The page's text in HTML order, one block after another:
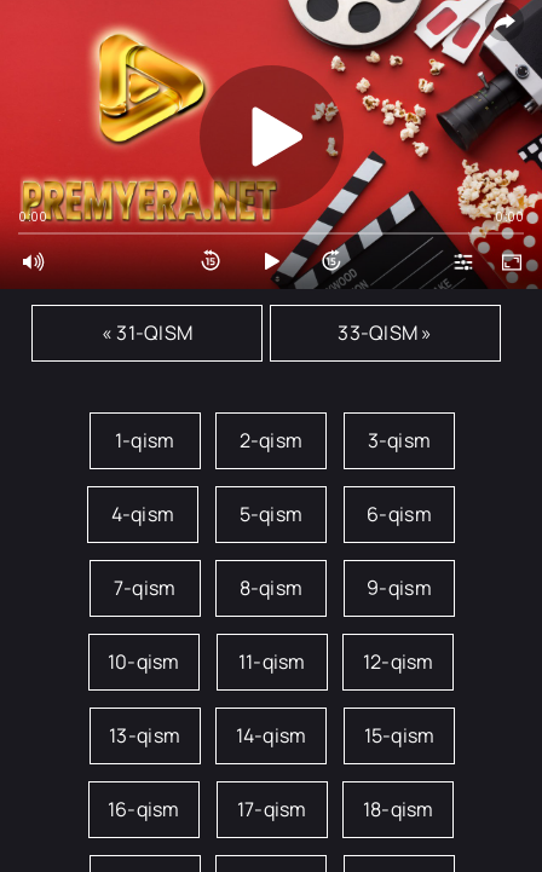
0:00 0:00
« 31-QISM 33-QISM »
1-qism 2-qism 3-qism
4-qism 5-qism 6-qism
7-qism 8-qism 9-qism
10-qism 11-qism 12-qism
13-qism 14-qism 15-qism
16-qism 17-qism 18-qism